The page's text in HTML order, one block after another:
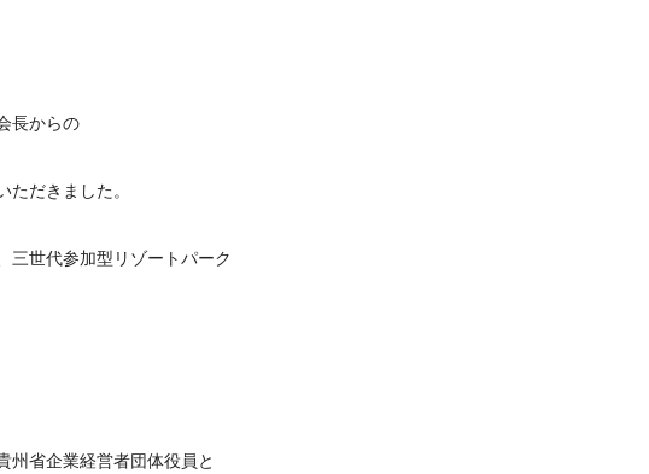
長からの
ただきました。
三世代参加型リゾートパーク
省企業経営者団体役員と